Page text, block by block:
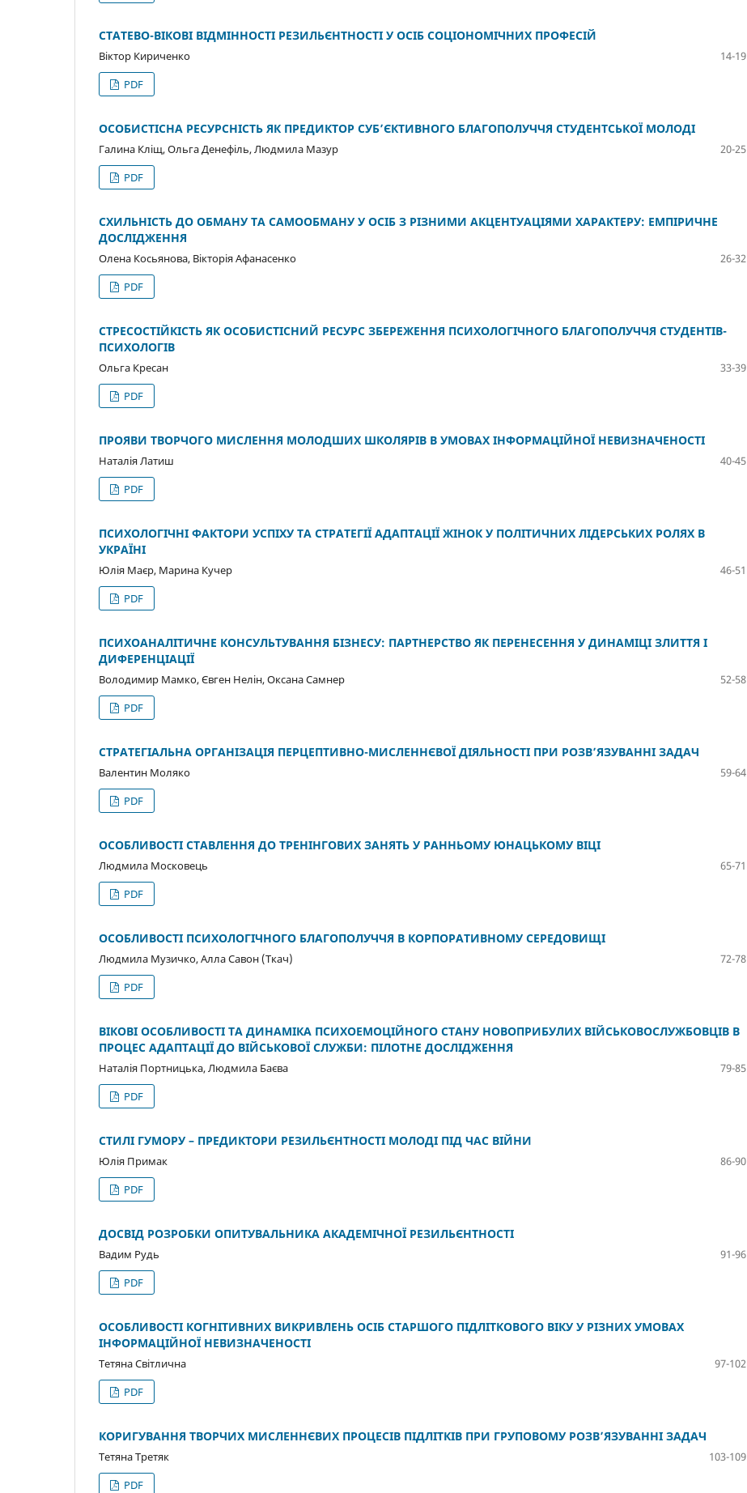
СТАТЕВО-ВІКОВІ ВІДМІННОСТІ РЕЗИЛЬЄНТНОСТІ У ОСІБ СОЦІОНОМІЧНИХ ПРОФЕСІЙ
Віктор Кириченко
14-19
PDF
ОСОБИСТІСНА РЕСУРСНІСТЬ ЯК ПРЕДИКТОР СУБ’ЄКТИВНОГО БЛАГОПОЛУЧЧЯ СТУДЕНТСЬКОЇ МОЛОДІ
Галина Кліщ, Ольга Денефіль, Людмила Мазур
20-25
PDF
СХИЛЬНІСТЬ ДО ОБМАНУ ТА САМООБМАНУ У ОСІБ З РІЗНИМИ АКЦЕНТУАЦІЯМИ ХАРАКТЕРУ: ЕМПІРИЧНЕ
ДОСЛІДЖЕННЯ
Олена Косьянова, Вікторія Афанасенко
26-32
PDF
СТРЕСОСТІЙКІСТЬ ЯК ОСОБИСТІСНИЙ РЕСУРС ЗБЕРЕЖЕННЯ ПСИХОЛОГІЧНОГО БЛАГОПОЛУЧЧЯ СТУДЕНТІВ-
ПСИХОЛОГІВ
Ольга Кресан
33-39
PDF
ПРОЯВИ ТВОРЧОГО МИСЛЕННЯ МОЛОДШИХ ШКОЛЯРІВ В УМОВАХ ІНФОРМАЦІЙНОЇ НЕВИЗНАЧЕНОСТІ
Наталія Латиш
40-45
PDF
ПСИХОЛОГІЧНІ ФАКТОРИ УСПІХУ ТА СТРАТЕГІЇ АДАПТАЦІЇ ЖІНОК У ПОЛІТИЧНИХ ЛІДЕРСЬКИХ РОЛЯХ В
УКРАЇНІ
Юлія Маєр, Марина Кучер
46-51
PDF
ПСИХОАНАЛІТИЧНЕ КОНСУЛЬТУВАННЯ БІЗНЕСУ: ПАРТНЕРСТВО ЯК ПЕРЕНЕСЕННЯ У ДИНАМІЦІ ЗЛИТТЯ І
ДИФЕРЕНЦІАЦІЇ
Володимир Мамко, Євген Нелін, Оксана Самнер
52-58
PDF
СТРАТЕГІАЛЬНА ОРГАНІЗАЦІЯ ПЕРЦЕПТИВНО-МИСЛЕННЄВОЇ ДІЯЛЬНОСТІ ПРИ РОЗВ’ЯЗУВАННІ ЗАДАЧ
Валентин Моляко
59-64
PDF
ОСОБЛИВОСТІ СТАВЛЕННЯ ДО ТРЕНІНГОВИХ ЗАНЯТЬ У РАННЬОМУ ЮНАЦЬКОМУ ВІЦІ
Людмила Московець
65-71
PDF
ОСОБЛИВОСТІ ПСИХОЛОГІЧНОГО БЛАГОПОЛУЧЧЯ В КОРПОРАТИВНОМУ СЕРЕДОВИЩІ
Людмила Музичко, Алла Савон (Ткач)
72-78
PDF
ВІКОВІ ОСОБЛИВОСТІ ТА ДИНАМІКА ПСИХОЕМОЦІЙНОГО СТАНУ НОВОПРИБУЛИХ ВІЙСЬКОВОСЛУЖБОВЦІВ В
ПРОЦЕС АДАПТАЦІЇ ДО ВІЙСЬКОВОЇ СЛУЖБИ: ПІЛОТНЕ ДОСЛІДЖЕННЯ
Наталія Портницька, Людмила Баєва
79-85
PDF
СТИЛІ ГУМОРУ – ПРЕДИКТОРИ РЕЗИЛЬЄНТНОСТІ МОЛОДІ ПІД ЧАС ВІЙНИ
Юлія Примак
86-90
PDF
ДОСВІД РОЗРОБКИ ОПИТУВАЛЬНИКА АКАДЕМІЧНОЇ РЕЗИЛЬЄНТНОСТІ
Вадим Рудь
91-96
PDF
ОСОБЛИВОСТІ КОГНІТИВНИХ ВИКРИВЛЕНЬ ОСІБ СТАРШОГО ПІДЛІТКОВОГО ВІКУ У РІЗНИХ УМОВАХ
ІНФОРМАЦІЙНОЇ НЕВИЗНАЧЕНОСТІ
Тетяна Світлична
97-102
PDF
КОРИГУВАННЯ ТВОРЧИХ МИСЛЕННЄВИХ ПРОЦЕСІВ ПІДЛІТКІВ ПРИ ГРУПОВОМУ РОЗВ’ЯЗУВАННІ ЗАДАЧ
Тетяна Третяк
103-109
PDF